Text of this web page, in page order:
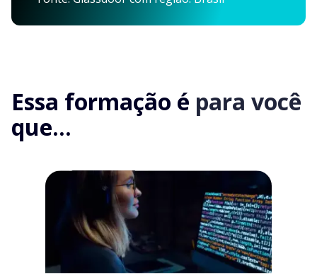
Essa formação é para você
que...